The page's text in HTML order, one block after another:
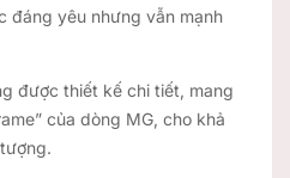
đáng yêu nhưng vẫn mạnh
được thiết kế chi tiết, mang
của dòng MG, cho khả